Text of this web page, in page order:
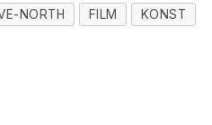
NORTH FILM KONST